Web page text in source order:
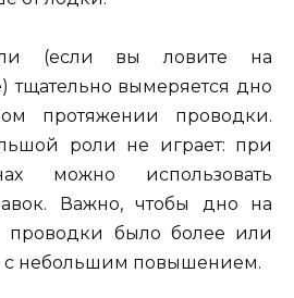
(если вы ловите на
тщательно вымеряется дно
протяжении проводки.
роли не играет: при
можно использовать
Важно, чтобы дно на
проводки было более или
с небольшим повышением.